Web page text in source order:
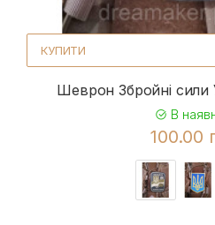
КУПИТИ
Шеврон Збройні сили
В
100.00